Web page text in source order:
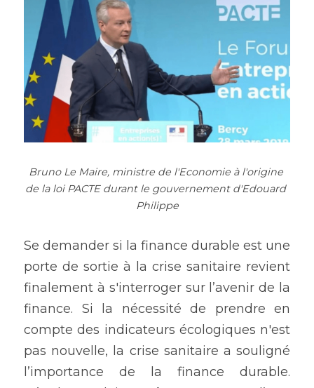
Bruno Le Maire, ministre de l'Economie à l'origine
de la loi PACTE durant le gouvernement d'Edouard
Philippe
Se demander si la finance durable est une
porte de sortie à la crise sanitaire revient
finalement à s'interroger sur l’avenir de la
finance. Si la nécessité de prendre en
compte des indicateurs écologiques n'est
pas nouvelle, la crise sanitaire a souligné
l’importance de la finance durable.